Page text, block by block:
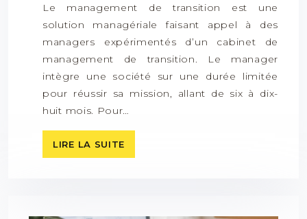
Le management de transition est une
solution managériale faisant appel à des
managers expérimentés d’un cabinet de
management de transition. Le manager
intègre une société sur une durée limitée
pour réussir sa mission, allant de six à dix-
huit mois. Pour…
LIRE LA SUITE